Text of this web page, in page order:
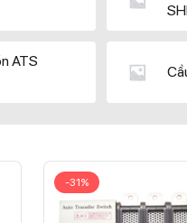
ATS
-31%